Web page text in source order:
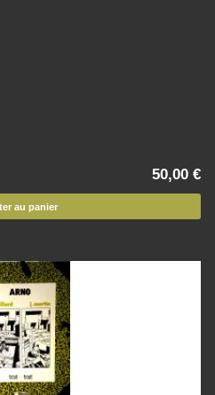
50,00 €
au panier